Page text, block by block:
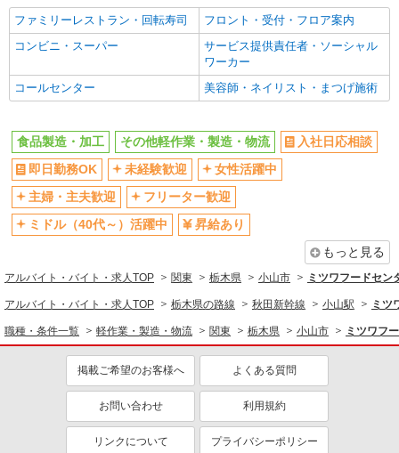
時給1135円〜 日祝時給1235円〜 ※出勤率時
給制度、時給＋最大25円！ （勤続2年以上、出
勤率に応じます） ※夏冬慰労金制度、年額最大10
万円支給！ （勤続年数に応じます・対象はパー
ト社員）
小山要冷集品センター （栃木県小山市大字出
キープ 詳細を見る
アルバイト パート
協栄流通株式会社
半日勤務でコープの商品を棚に補充する軽作業
時給1155円〜 日祝時給1255円〜 ※夏冬慰労
金制度あり、年額最大6万円支給！ （勤続年数
に応じます） ※出勤率時給制度あり、時給＋最大
25円！ （勤続年数、出勤率に応じます）
小山冷凍集品センター （栃木県小山市大字出
キープ 詳細を見る
アルバイト パート
協栄流通株式会社
コープ商品をラインの棚に補充する作業
時給1155円〜 日祝時給1255円〜 ※出勤率時
給制度、時給＋最大25円！ （勤続2年以上、出
勤率に応じます） ※夏冬慰労金制度、年額最大10
万円支給！ （勤続年数に応じます・対象はパート
小山要冷集品センター （栃木県小山市大字出
車通勤OK
バイク通勤OK
自転車通勤OK
扶養内勤務OK
社会保険あり
制服貸与
軽作業・製造・物流
同じ特徴から求人を探す
未経験歓迎
ミドル（40代～）活躍中
週2～3日勤務OK
車通勤OK
社会保険あり
ファミリーレストラン・回転寿司
フロント・受付・フロア案内
コンビニ・スーパー
サービス提供責任者・ソーシャル
ワーカー
コールセンター
美容師・ネイリスト・まつげ施術
食品製造・加工 その他軽作業・製造・物流
入社日応相談
即日勤務OK
未経験歓迎
女性活躍中
主婦・主夫歓迎
フリーター歓迎
ミドル（40代～）活躍中
昇給あり
もっと見る
アルバイト・バイト・求人TOP 関東 栃木県 小山市 ミツワフードセン
アルバイト・バイト・求人TOP 栃木県の路線 秋田新幹線 小山駅 ミツ
職種・条件一覧 軽作業・製造・物流 関東 栃木県 小山市 ミツワフ
掲載ご希望のお客様へ よくある質問
お問い合わせ 利用規約
リンクについて プライバシーポリシー